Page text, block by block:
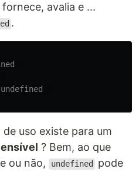
avalia e ...
.
uso existe para um
? Bem, ao que
ou não,
undefined
pode